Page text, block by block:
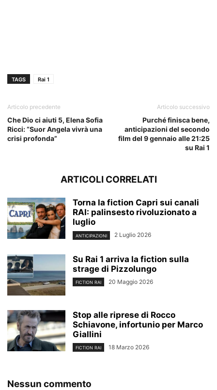
TAGS Rai 1
Articolo precedente
Che Dio ci aiuti 5, Elena Sofia
Ricci: “Suor Angela vivrà una
crisi profonda”
Articolo successivo
Purché finisca bene,
anticipazioni del secondo
film del 9 gennaio alle 21:25
su Rai 1
ARTICOLI CORRELATI
Torna la fiction Capri sui canali
RAI: palinsesto rivoluzionato a
luglio
ANTICIPAZIONI 2 Luglio 2026
Su Rai 1 arriva la fiction sulla
strage di Pizzolungo
FICTION RAI 20 Maggio 2026
Stop alle riprese di Rocco
Schiavone, infortunio per Marco
Giallini
FICTION RAI 18 Marzo 2026
Nessun commento